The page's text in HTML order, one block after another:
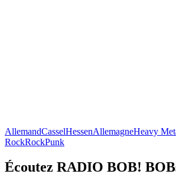
AllemandCasselHessenAllemagneHeavy
RockRockPunk
Écoutez RADIO BOB!